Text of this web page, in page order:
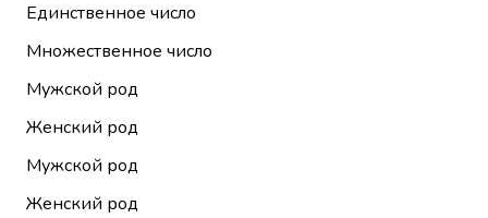
Единственное число
Множественное число
Мужской род
Женский род
Мужской род
Женский род